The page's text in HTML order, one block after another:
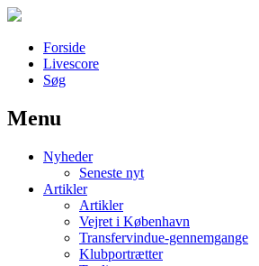
Forside
Livescore
Søg
Наши партнеры
лучшие займы
Menu
Nyheder
Seneste nyt
Artikler
Artikler
Vejret i København
Transfervindue-gennemgange
Klubportrætter